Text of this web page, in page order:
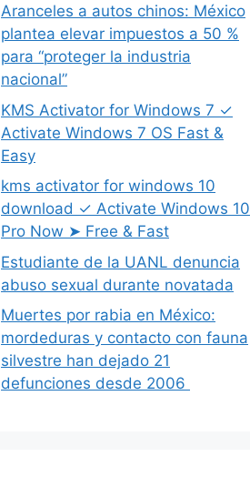
Aranceles a autos chinos: México
plantea elevar impuestos a 50 %
para “proteger la industria
nacional”
KMS Activator for Windows 7 ✓
Activate Windows 7 OS Fast &
Easy
kms activator for windows 10
download ✓ Activate Windows 10
Pro Now ➤ Free & Fast
Estudiante de la UANL denuncia
abuso sexual durante novatada
Muertes por rabia en México:
mordeduras y contacto con fauna
silvestre han dejado 21
defunciones desde 2006